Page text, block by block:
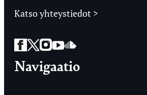
Katso yhteystiedot >
Facebook
Twitter
Instagram
YouTube
SoundCloud
Navigaatio